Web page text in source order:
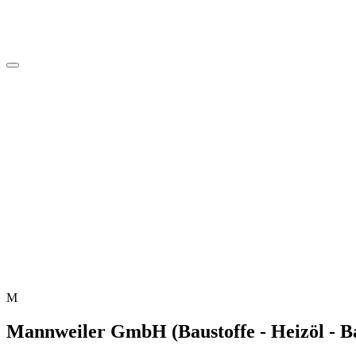
M
Mannweiler GmbH (Baustoffe - Heizöl -